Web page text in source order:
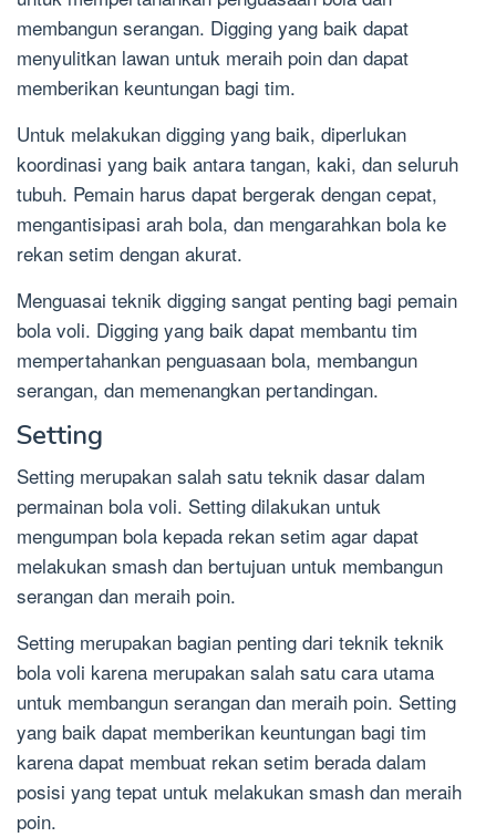
membangun serangan. Digging yang baik dapat
menyulitkan lawan untuk meraih poin dan dapat
memberikan keuntungan bagi tim.
Untuk melakukan digging yang baik, diperlukan
koordinasi yang baik antara tangan, kaki, dan seluruh
tubuh. Pemain harus dapat bergerak dengan cepat,
mengantisipasi arah bola, dan mengarahkan bola ke
rekan setim dengan akurat.
Menguasai teknik digging sangat penting bagi pemain
bola voli. Digging yang baik dapat membantu tim
mempertahankan penguasaan bola, membangun
serangan, dan memenangkan pertandingan.
Setting
Setting merupakan salah satu teknik dasar dalam
permainan bola voli. Setting dilakukan untuk
mengumpan bola kepada rekan setim agar dapat
melakukan smash dan bertujuan untuk membangun
serangan dan meraih poin.
Setting merupakan bagian penting dari teknik teknik
bola voli karena merupakan salah satu cara utama
untuk membangun serangan dan meraih poin. Setting
yang baik dapat memberikan keuntungan bagi tim
karena dapat membuat rekan setim berada dalam
posisi yang tepat untuk melakukan smash dan meraih
poin.